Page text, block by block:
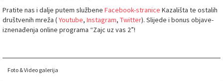
Pratite nas i dalje putem službene Facebook-stranice Kazališta te ostalih
društvenih mreža (Youtube, Instagram, Twitter). Slijede i bonus objave-
iznenađenja online programa “Zajc uz vas 2”!
Foto & Video galerija